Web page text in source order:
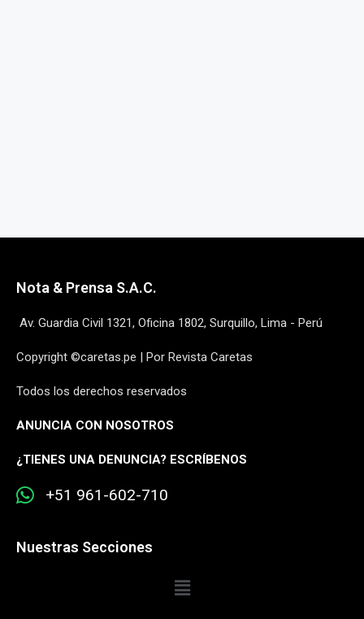
Nota & Prensa S.A.C.
Av. Guardia Civil 1321, Oficina 1802, Surquillo, Lima - Perú
Copyright ©caretas.pe | Por Revista Caretas
Todos los derechos reservados
ANUNCIA CON NOSOTROS
¿TIENES UNA DENUNCIA? ESCRÍBENOS
+51 961-602-710
Nuestras Secciones